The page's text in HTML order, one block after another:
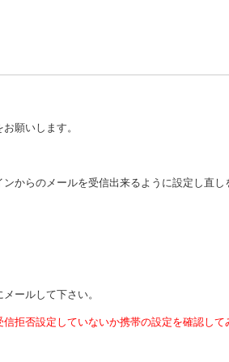
願いします。
からのメールを受信出来るように設定し直し
メールして下さい。
信拒否設定していないか携帯の設定を確認して